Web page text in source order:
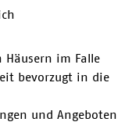
Häusern im Falle
bevorzugt in die
und Angeboten